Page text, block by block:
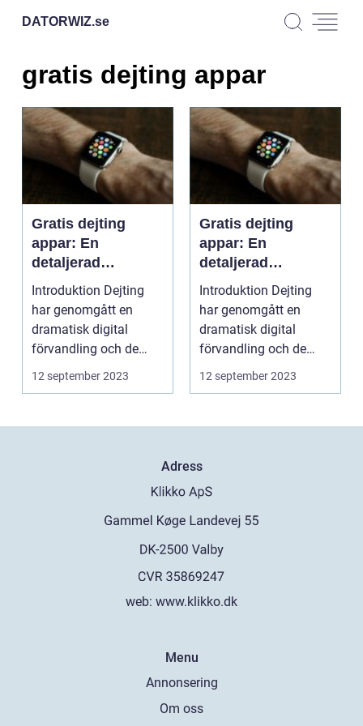
DATORWIZ.se
gratis dejting appar
Gratis dejting
appar: En
detaljerad
undersökning
Introduktion Dejting
har genomgått en
dramatisk digital
förvandling och de
senaste åren har gratis
12 september 2023
Gratis dejting
appar: En
detaljerad
undersökning
Introduktion Dejting
har genomgått en
dramatisk digital
förvandling och de
senaste åren har gratis
12 september 2023
Adress
web: www.klikko.dk
Menu
Annonsering
Om oss